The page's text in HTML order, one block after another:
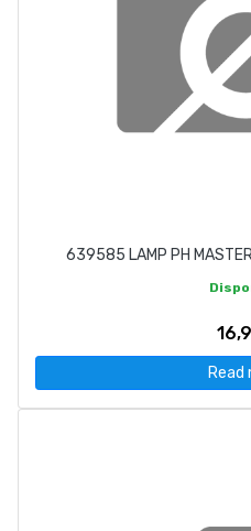
639585 LAMP PH
Read